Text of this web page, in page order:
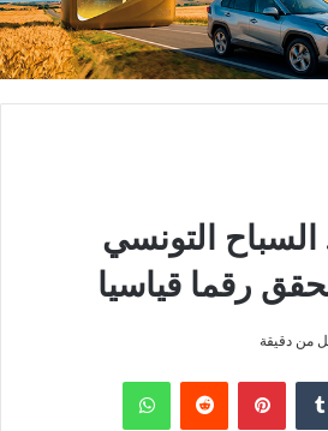
التونسي
رقما قياسيا
من دقيقة
بينتيريست واتساب